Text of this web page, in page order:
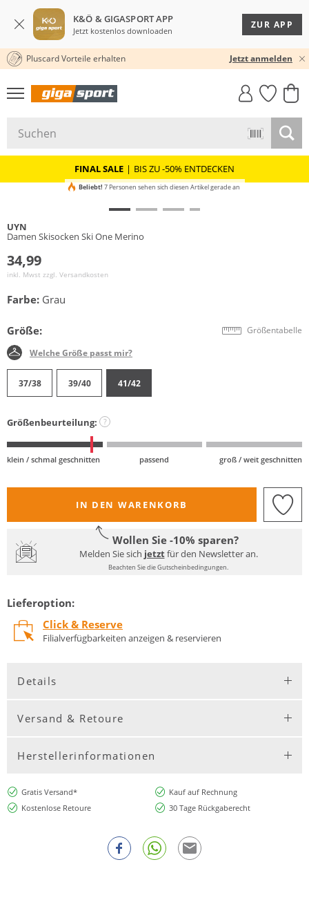
K&Ö & GIGASPORT APP
Jetzt kostenlos downloaden
ZUR APP
30 TAGE RÜCKGABERECHT
Pluscard Vorteile erhalten Jetzt anmelden
GIGASTYLE
FAHRRAD­
MUST-HAVE
FINAL SALE | BIS ZU -50% ENTDECKEN
Beliebt! 7 Personen sehen sich diesen Artikel gerade an
UYN
Damen Skisocken Ski One Merino
34,99
inkl. Mwst zzgl. Versandkosten
Farbe: Grau
Größe: Größentabelle
Welche Größe passt mir?
37/38 39/40 41/42
Größenbeurteilung: ?
klein / schmal geschnitten passend groß / weit geschnitten
IN DEN WARENKORB
Wollen Sie -10% sparen?
Melden Sie sich jetztfür den Newsletter an.
Beachten Sie die Gutscheinbedingungen.
Lieferoption:
Click & Reserve
Filialverfügbarkeiten anzeigen & reservieren
Details
Versand & Retoure
Herstellerinformationen
Gratis Versand*
Kauf auf Rechnung
Kostenlose Retoure
30 Tage Rückgaberecht